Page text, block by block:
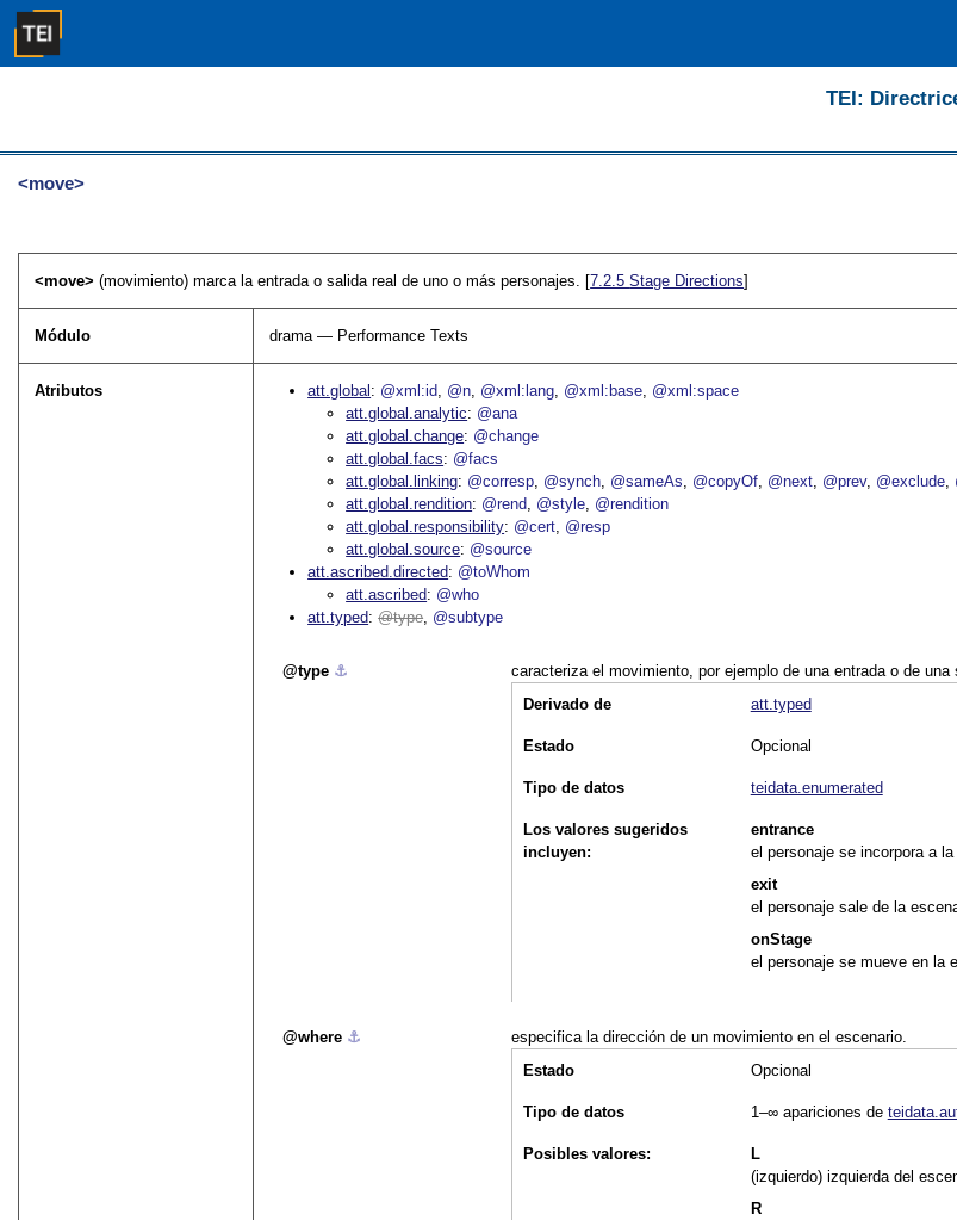
TEI:
<move>
<move>(movimiento) marca la entrada o salida real de uno o más personajes. [7.2.5Stage Directions]
Módulo drama — Performance Texts
Atributos att.global @xml:id @n @xml:lang @xml:base @xml:space
att.global.analytic
@ana
att.global.change @change
att.global.facs
@facs
att.global.linking @corresp @synch @sameAs @copyOf @next @prev @exclude
att.global.rendition @rend @style @rendition
att.global.responsibility @cert @resp
att.global.source @source
att.ascribed.directed
@toWhom
att.ascribed
@who
att.typed
type @subtype
type ⚓︎
caracteriza el movimiento, por ejemplo de una entrada o de una
Derivado de
att.typed
Estado Opcional
Tipo de datos teidata.enumerated
Los valores sugeridos
incluyen:
entrance
el personaje se incorpora a
exit
el personaje sale de la
onStage
el personaje se mueve en la
where ⚓︎
especifica la dirección de un movimiento en el escenario.
Estado
Opcional
Tipo de datos 1–∞ apariciones de
Posibles valores:
L
(izquierdo) izquierda del
R